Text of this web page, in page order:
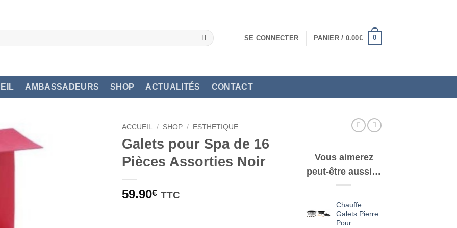
SE CONNECTER PANIER / 0.00€ 0
AMBASSADEURS SHOP ACTUALITÉS CONTACT
ACCUEIL / SHOP / ESTHETIQUE
Galets pour Spa de 16
Pièces Assorties Noir
59.90€ TTC
Vous aimerez
peut-être aussi…
Chauffe
Galets Pierre
Pour